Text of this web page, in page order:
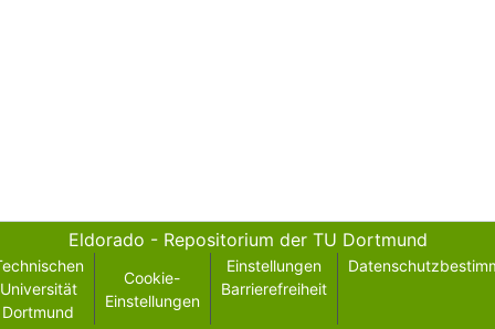
Eldorado - Repositorium der TU Dortmund
Universität
Dortmund
Cookie-
Einstellungen
Einstellungen
Barrierefreiheit